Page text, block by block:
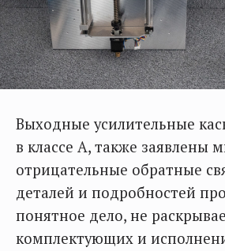
Выходные усилительные
в классе А, также заявлены
отрицательные обратные
деталей и подробностей
понятное дело, не
комплектующих и